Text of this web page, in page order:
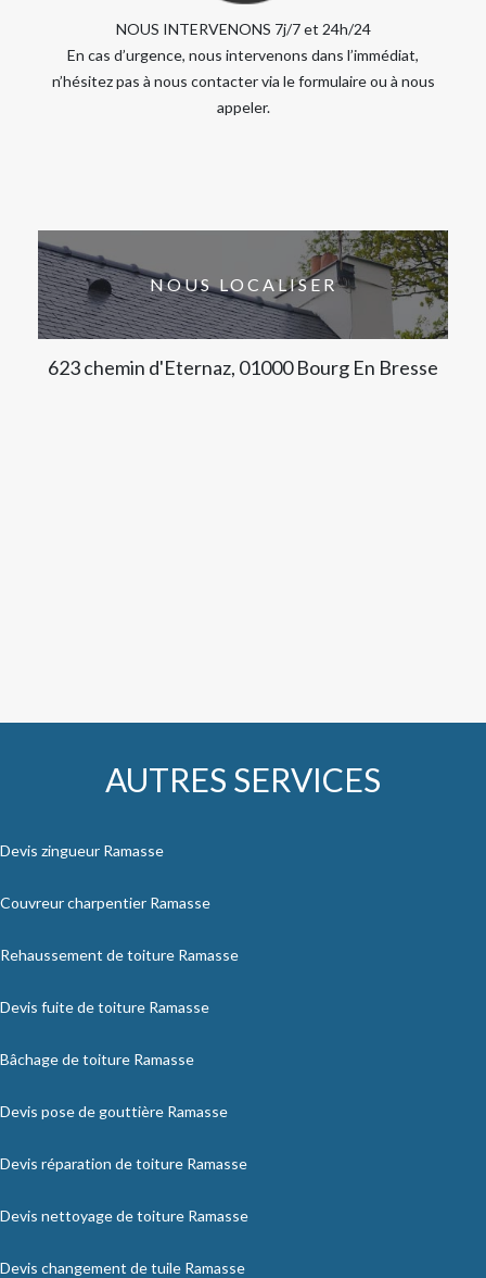
NOUS INTERVENONS 7j/7 et 24h/24
En cas d’urgence, nous intervenons dans l’immédiat,
n’hésitez pas à nous contacter via le formulaire ou à nous
appeler.
NOUS LOCALISER
623 chemin d'Eternaz, 01000 Bourg En Bresse
AUTRES SERVICES
Devis zingueur Ramasse
Couvreur charpentier Ramasse
Rehaussement de toiture Ramasse
Devis fuite de toiture Ramasse
Bâchage de toiture Ramasse
Devis pose de gouttière Ramasse
Devis réparation de toiture Ramasse
Devis nettoyage de toiture Ramasse
Devis changement de tuile Ramasse